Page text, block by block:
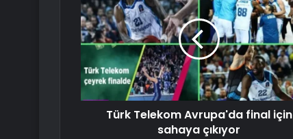
Türk Telekom Avrupa'da final için
sahaya çıkıyor